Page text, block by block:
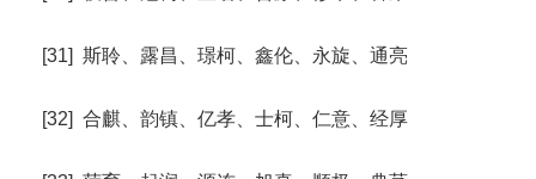
[31] 斯聆、露昌、璟柯、鑫伦、永旋、通亮
[32] 合麒、韵镇、亿孝、士柯、仁意、经厚